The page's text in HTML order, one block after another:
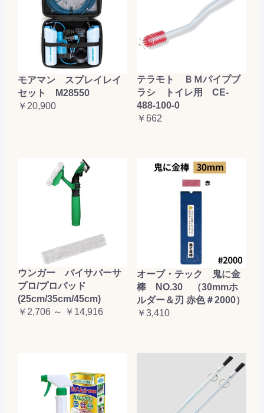
モアマン スプレイレイ
セット M28550
￥20,900
テラモト ＢＭパイプブ
ラシ トイレ用 CE-
488-100-0
￥662
ウンガー バイサバーサ
プロ/プロパッド
(25cm/35cm/45cm)
￥2,706 ～ ￥14,916
オーブ・テック 鬼に金
棒 NO.30 （30mmホ
ルダー＆刃 赤色＃2000）
￥3,410